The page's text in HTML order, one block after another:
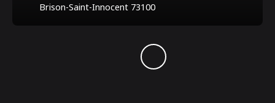
Brison-Saint-Innocent 73100